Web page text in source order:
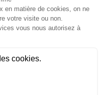
afin de bien
les particularités
les matériaux et
votre